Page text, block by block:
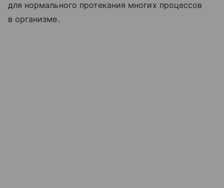
для нормального протекания многих процессов
в организме.